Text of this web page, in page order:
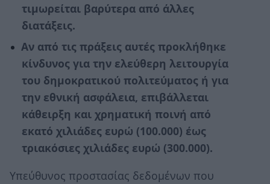
τιµωρείται βαρύτερα από άλλες
διατάξεις.
Αν από τις πράξεις αυτές προκλήθηκε
κίνδυνος για την ελεύθερη λειτουργία
του δηµοκρατικού πολιτεύµατος ή για
την εθνική ασφάλεια, επιβάλλεται
κάθειρξη και χρηµατική ποινή από
εκατό χιλιάδες ευρώ (100.000) έως
τριακόσιες χιλιάδες ευρώ (300.000).
Υπεύθυνος προστασίας δεδομένων που